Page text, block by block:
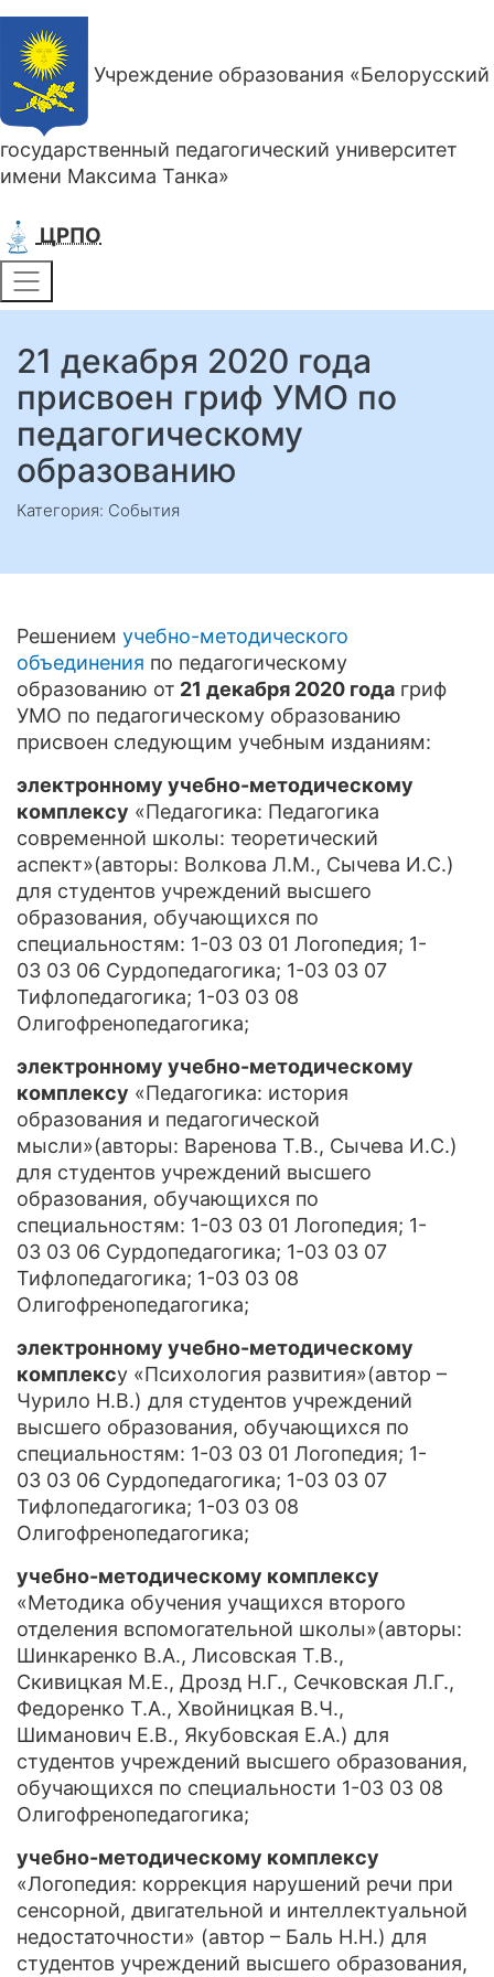
Учреждение образования «Белорусский
государственный педагогический университет
имени Максима Танка»
ЦРПО
21 декабря 2020 года
присвоен гриф УМО по
педагогическому
образованию
Категория: События
Решением учебно-методического
объединения по педагогическому
образованию от 21 декабря 2020 года гриф
УМО по педагогическому образованию
присвоен следующим учебным изданиям:
электронному учебно-методическому
комплексу «Педагогика: Педагогика
современной школы: теоретический
аспект»(авторы: Волкова Л.М., Сычева И.С.)
для студентов учреждений высшего
образования, обучающихся по
специальностям: 1-03 03 01 Логопедия; 1-
03 03 06 Сурдопедагогика; 1-03 03 07
Тифлопедагогика; 1-03 03 08
Олигофренопедагогика;
электронному учебно-методическому
комплексу «Педагогика: история
образования и педагогической
мысли»(авторы: Варенова Т.В., Сычева И.С.)
для студентов учреждений высшего
образования, обучающихся по
специальностям: 1-03 03 01 Логопедия; 1-
03 03 06 Сурдопедагогика; 1-03 03 07
Тифлопедагогика; 1-03 03 08
Олигофренопедагогика;
электронному учебно-методическому
комплексу «Психология развития»(автор –
Чурило Н.В.) для студентов учреждений
высшего образования, обучающихся по
специальностям: 1-03 03 01 Логопедия; 1-
03 03 06 Сурдопедагогика; 1-03 03 07
Тифлопедагогика; 1-03 03 08
Олигофренопедагогика;
учебно-методическому комплексу
«Методика обучения учащихся второго
отделения вспомогательной школы»(авторы:
Шинкаренко В.А., Лисовская Т.В.,
Скивицкая М.Е., Дрозд Н.Г., Сечковская Л.Г.,
Федоренко Т.А., Хвойницкая В.Ч.,
Шиманович Е.В., Якубовcкая Е.А.) для
студентов учреждений высшего образования,
обучающихся по специальности 1-03 03 08
Олигофренопедагогика;
учебно-методическому комплексу
«Логопедия: коррекция нарушений речи при
сенсорной, двигательной и интеллектуальной
недостаточности» (автор – Баль Н.Н.) для
студентов учреждений высшего образования,